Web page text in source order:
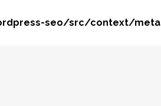
seo/src/context/